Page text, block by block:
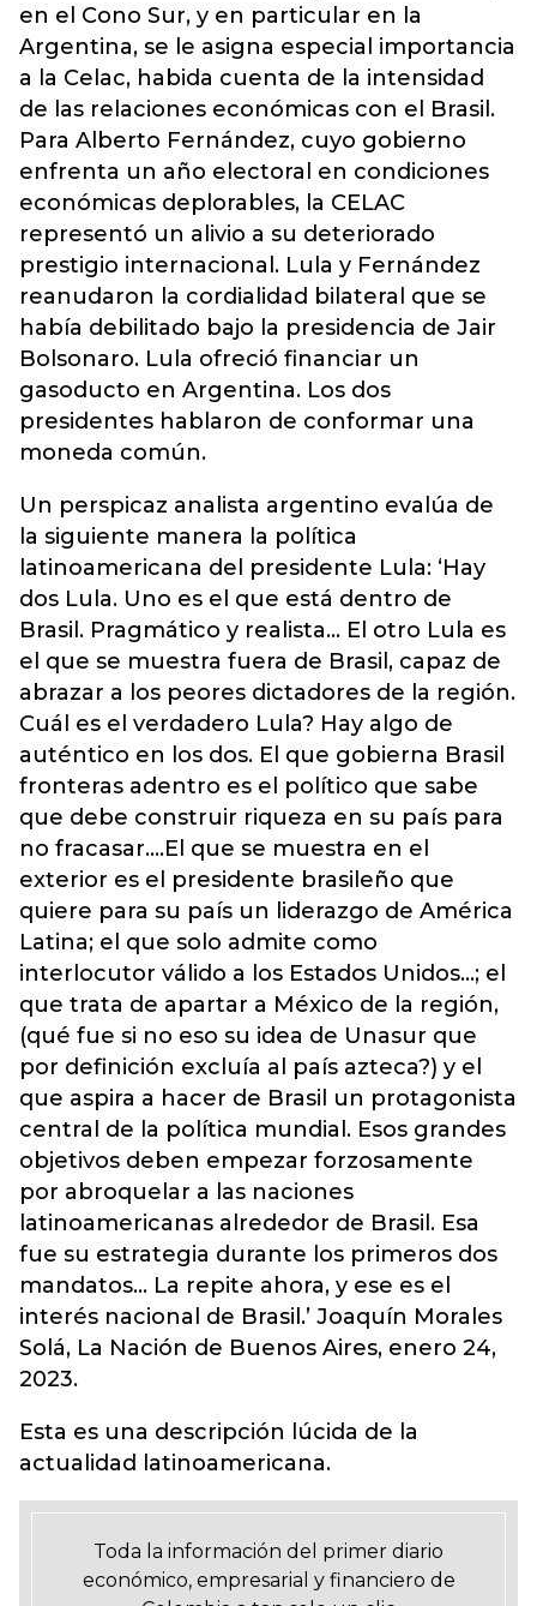
en el Cono Sur, y en particular en la
Argentina, se le asigna especial importancia
a la Celac, habida cuenta de la intensidad
de las relaciones económicas con el Brasil.
Para Alberto Fernández, cuyo gobierno
enfrenta un año electoral en condiciones
económicas deplorables, la CELAC
representó un alivio a su deteriorado
prestigio internacional. Lula y Fernández
reanudaron la cordialidad bilateral que se
había debilitado bajo la presidencia de Jair
Bolsonaro. Lula ofreció financiar un
gasoducto en Argentina. Los dos
presidentes hablaron de conformar una
moneda común.
Un perspicaz analista argentino evalúa de
la siguiente manera la política
latinoamericana del presidente Lula: ‘Hay
dos Lula. Uno es el que está dentro de
Brasil. Pragmático y realista… El otro Lula es
el que se muestra fuera de Brasil, capaz de
abrazar a los peores dictadores de la región.
Cuál es el verdadero Lula? Hay algo de
auténtico en los dos. El que gobierna Brasil
fronteras adentro es el político que sabe
que debe construir riqueza en su país para
no fracasar….El que se muestra en el
exterior es el presidente brasileño que
quiere para su país un liderazgo de América
Latina; el que solo admite como
interlocutor válido a los Estados Unidos…; el
que trata de apartar a México de la región,
(qué fue si no eso su idea de Unasur que
por definición excluía al país azteca?) y el
que aspira a hacer de Brasil un protagonista
central de la política mundial. Esos grandes
objetivos deben empezar forzosamente
por abroquelar a las naciones
latinoamericanas alrededor de Brasil. Esa
fue su estrategia durante los primeros dos
mandatos… La repite ahora, y ese es el
interés nacional de Brasil.’ Joaquín Morales
Solá, La Nación de Buenos Aires, enero 24,
2023.
Esta es una descripción lúcida de la
actualidad latinoamericana.
Toda la información del primer diario
económico, empresarial y financiero de